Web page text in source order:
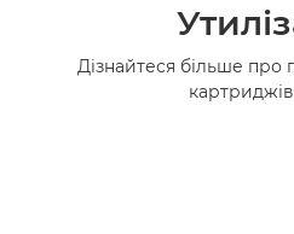
Дізнайтеся більше про